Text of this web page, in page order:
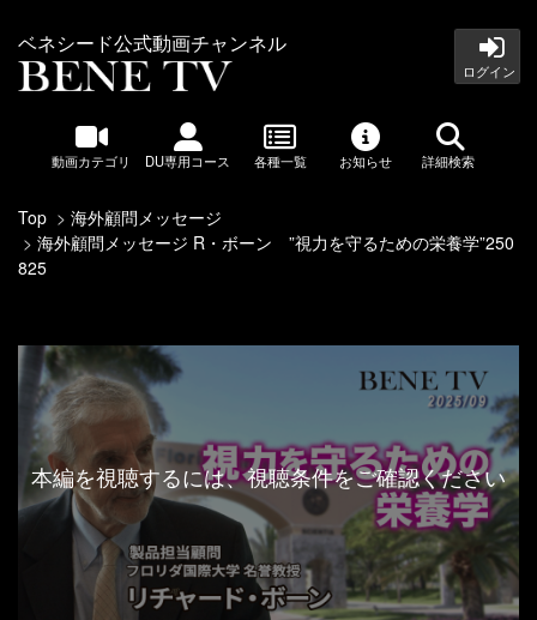
ベネシード公式動画チャンネル
ログイン
動画カテゴリ DU専用コース 各種一覧 お知らせ 詳細検索
Top
海外顧問メッセージ
海外顧問メッセージ R・ボーン ”視力を守るための栄養学”250
825
本編を視聴するには、視聴条件をご確認ください